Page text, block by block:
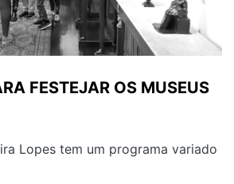
FESTEJAR OS MUSEUS
Lopes tem um programa variado